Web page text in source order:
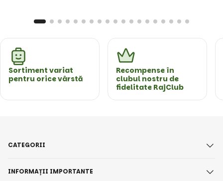
Sortiment variat
pentru orice vârstă
Recompense în
clubul nostru de
fidelitate RajClub
CATEGORII
INFORMAȚII IMPORTANTE